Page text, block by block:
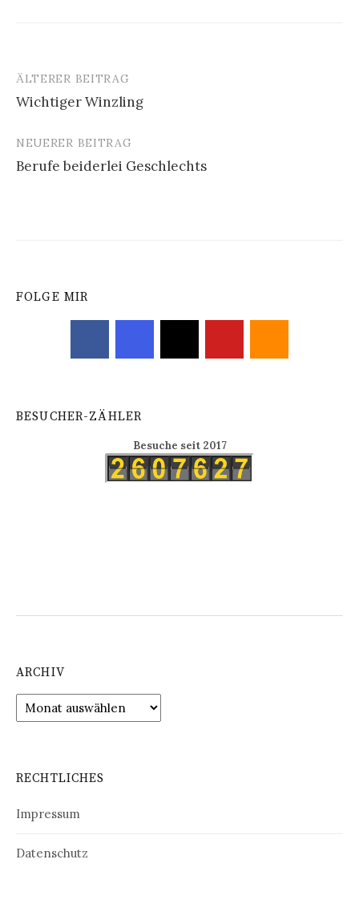
Beitrags-
Navigation
ÄLTERER BEITRAG
Wichtiger Winzling
NEUERER BEITRAG
Berufe beiderlei Geschlechts
FOLGE MIR
BESUCHER-ZÄHLER
Besuche seit 2017
ARCHIV
Archiv
RECHTLICHES
Impressum
Datenschutz